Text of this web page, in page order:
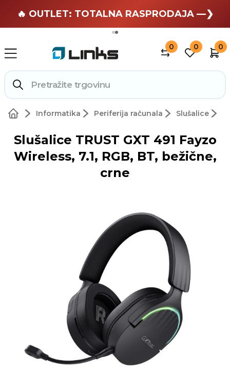
🏄 Zaslužuješ odmor —❯
🔥 OUTLET: TOTALNA RASPRODAJA —❯
0 0 0
Informatika Periferija računala Slušalice
Slušalice TRUST GXT 491 Fayzo
Wireless, 7.1, RGB, BT, bežične,
crne